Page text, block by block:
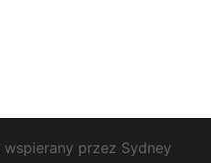
wspierany przez Sydney